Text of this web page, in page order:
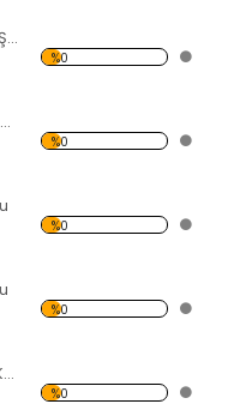
Ayçiçeği Başı ve Cam Şişe Forex Tablo
%0
Dalga Desen Duvar Panosu
%0
%0
%0
Çiçek Açmış Ağaç ve Kuş Forex Tablo
%0